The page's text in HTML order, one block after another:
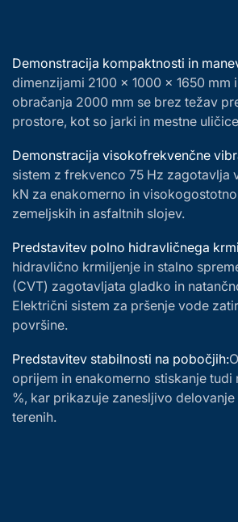
Demonstracija kompaktnosti in
dimenzijami 2100 × 1000 × 1650 mm
obračanja 2000 mm se brez težav
prostore, kot so jarki in mestne
Demonstracija visokofrekvenčne
sistem z frekvenco 75 Hz zagotavlja
kN za enakomerno in
zemeljskih in asfaltnih slojev.
Predstavitev polno hidravličnega
hidravlično krmiljenje in stalno
(CVT) zagotavljata gladko in
Električni sistem za pršenje vode
površine.
Predstavitev stabilnosti na pobočjih:
oprijem in enakomerno stiskanje tudi
%, kar prikazuje zanesljivo delovanje
terenih.